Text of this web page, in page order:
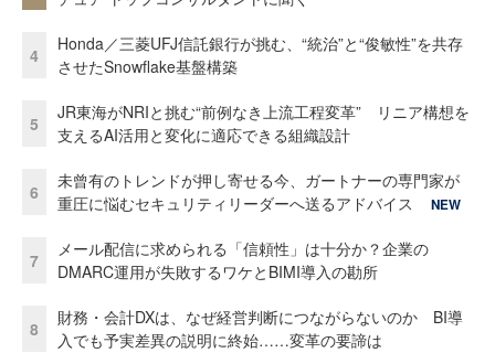
4
Honda／三菱UFJ信託銀行が挑む、“統治”と“俊敏性”を共存
させたSnowflake基盤構築
5
JR東海がNRIと挑む“前例なき上流工程変革” リニア構想を
支えるAI活用と変化に適応できる組織設計
6
未曾有のトレンドが押し寄せる今、ガートナーの専門家が
重圧に悩むセキュリティリーダーへ送るアドバイス
NEW
7
メール配信に求められる「信頼性」は十分か？企業の
DMARC運用が失敗するワケとBIMI導入の勘所
8
財務・会計DXは、なぜ経営判断につながらないのか BI導
入でも予実差異の説明に終始……変革の要諦は